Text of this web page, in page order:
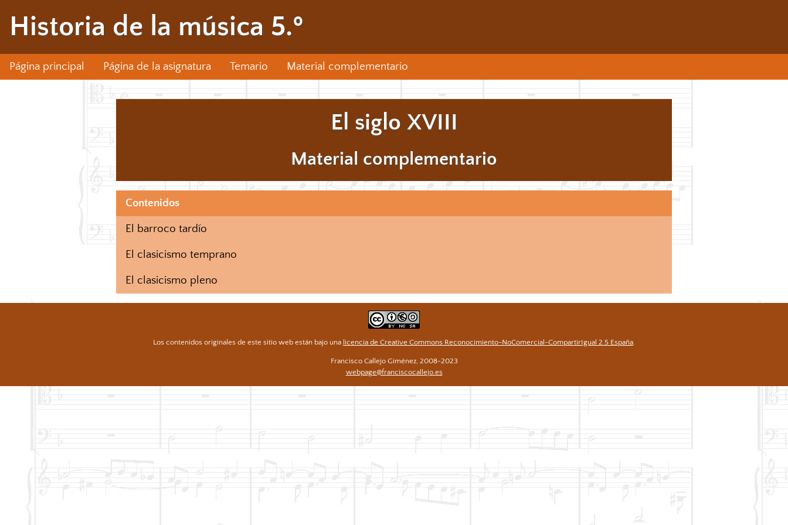
Historia de la música 5.º
Página principal Página de la asignatura Temario Material complementario
El siglo XVIII
Material complementario
Contenidos
El barroco tardío
El clasicismo temprano
El clasicismo pleno
Los contenidos originales de este sitio web están bajo una licencia de Creative Commons Reconocimiento-NoComercial-CompartirIgual 2.5 España.
Francisco Callejo Giménez, 2008-2023
webpage@franciscocallejo.es